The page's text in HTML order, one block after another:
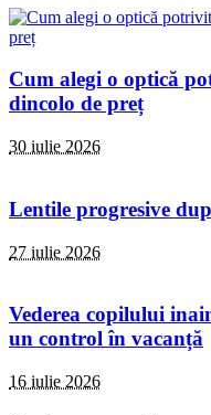
Cum alegi o optică
dincolo de preț
30 iulie 2026
Lentile progresive
27 iulie 2026
Vederea copilului
un control în vacanță
16 iulie 2026